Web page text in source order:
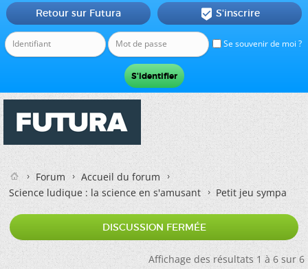
Se souvenir de moi ?
Retour sur Futura  S'inscrire
Forum
Accueil du forum
Science ludique : la science en s'amusant
Petit jeu sympa
DISCUSSION FERMÉE
Affichage des résultats 1 à 6 sur 6